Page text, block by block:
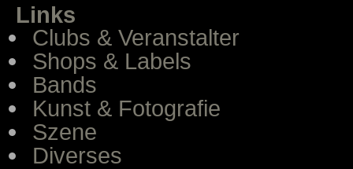
Links
Clubs & Veranstalter
Shops & Labels
Bands
Kunst & Fotografie
Szene
Diverses